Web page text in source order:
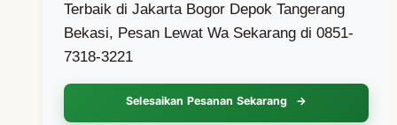
Terbaik di Jakarta Bogor Depok Tangerang
Bekasi, Pesan Lewat Wa Sekarang di 0851-
7318-3221
Selesaikan Pesanan Sekarang